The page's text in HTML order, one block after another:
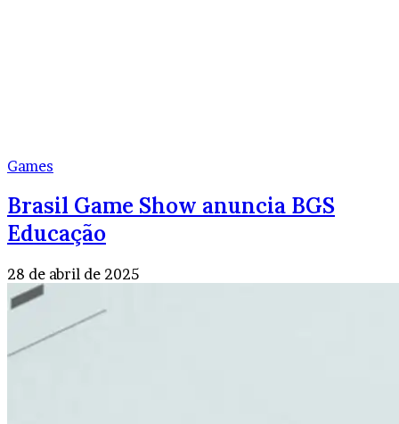
Games
Brasil Game Show anuncia BGS
Educação
28 de abril de 2025